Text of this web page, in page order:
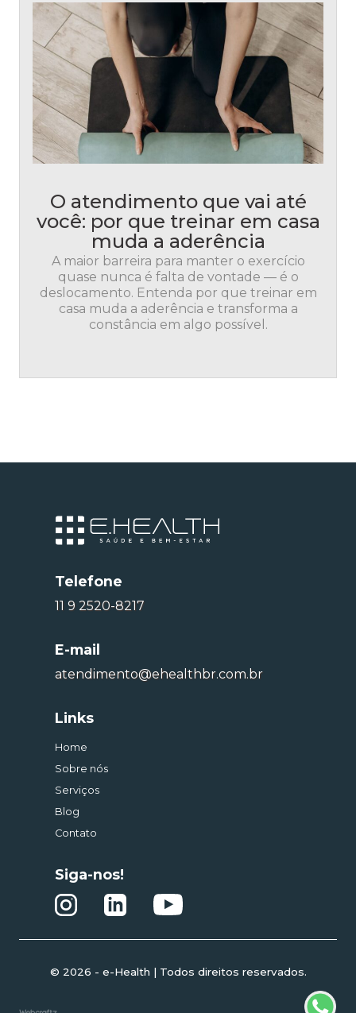
O atendimento que vai até
você: por que treinar em casa
muda a aderência
A maior barreira para manter o exercício
quase nunca é falta de vontade — é o
deslocamento. Entenda por que treinar em
casa muda a aderência e transforma a
constância em algo possível.
Telefone
11 9 2520-8217
E-mail
atendimento@ehealthbr.com.br
Links
Home
Sobre nós
Serviços
Blog
Contato
Siga-nos!
© 2026 - e-Health | Todos direitos reservados.